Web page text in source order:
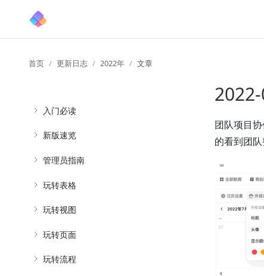
首页 更新日志 2022年 文章
入门必读
新版速览
管理员指南
玩转表格
玩转视图
玩转页面
玩转流程
团队项目
的看到团